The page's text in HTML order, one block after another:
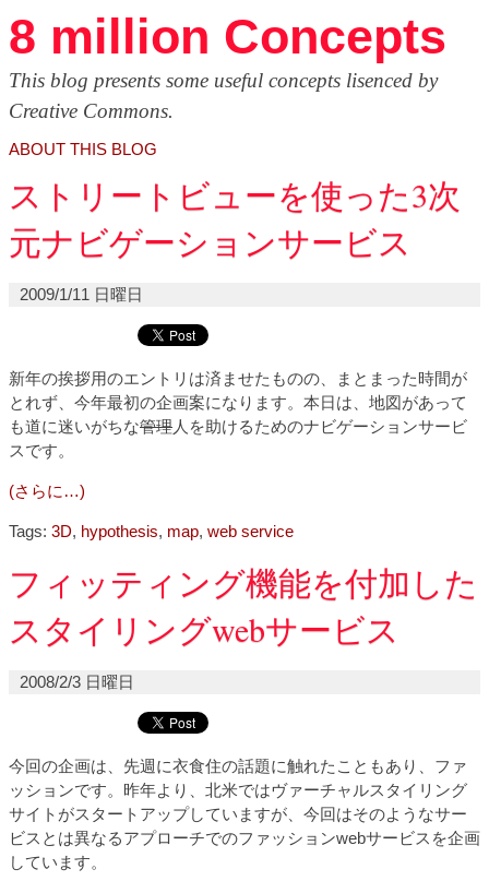
8 million Concepts
This blog presents some useful concepts lisenced by
Creative Commons.
ABOUT THIS BLOG
ストリートビューを使った3次
元ナビゲーションサービス
2009/1/11 日曜日
新年の挨拶用のエントリは済ませたものの、まとまった時間が
とれず、今年最初の企画案になります。本日は、地図があって
も道に迷いがちな管理人を助けるためのナビゲーションサービ
スです。
(さらに…)
Tags: 3D, hypothesis, map, web service
フィッティング機能を付加した
スタイリングwebサービス
2008/2/3 日曜日
今回の企画は、先週に衣食住の話題に触れたこともあり、ファ
ッションです。昨年より、北米ではヴァーチャルスタイリング
サイトがスタートアップしていますが、今回はそのようなサー
ビスとは異なるアプローチでのファッションwebサービスを企画
しています。